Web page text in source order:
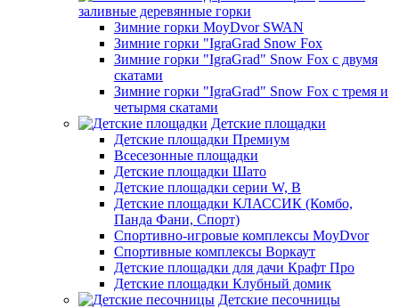
заливные деревянные горки
Зимние горки MoyDvor SWAN
Зимние горки "IgraGrad Snow Fox
Зимние горки "IgraGrad" Snow Fox с двумя
скатами
Зимние горки "IgraGrad" Snow Fox с тремя и
четырмя скатами
Детские площадки
Детские площадки Премиум
Всесезонные площадки
Детские площадки Шато
Детские площадки серии W, В
Детские площадки КЛАССИК (Комбо,
Панда Фани, Спорт)
Спортивно-игровые комплексы MoyDvor
Спортивные комплексы Воркаут
Детские площадки для дачи Крафт Про
Детские площадки Клубный домик
Детские песочницы